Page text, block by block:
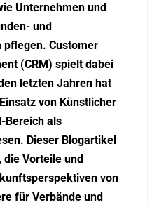
Unternehmen und
und
pflegen. Customer
(CRM) spielt dabei
letzten Jahren hat
von Künstlicher
Bereich als
Dieser Blogartikel
die Vorteile und
von
für Verbände und